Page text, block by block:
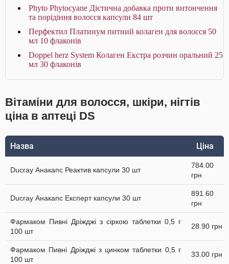
Phyto Phytocyane Дієтична добавка проти витончення
та порідіння волосся капсули 84 шт
Перфектил Платинум питний колаген для волосся 50
мл 10 флаконів
Doppel herz System Колаген Екстра розчин оральний 25
мл 30 флаконів
Вітаміни для волосся, шкіри, нігтів
ціна в аптеці DS
Назва Ціна
Ducray Анакапс Реактив капсули 30 шт
784.00
грн
Ducray Анакапс Експерт капсули 30 шт
891.60
грн
Фармаком Пивні Дріжджі з сіркою таблетки 0,5 г
100 шт
28.90 грн
Фармаком Пивні Дріжджі з цинком таблетки 0,5 г
100 шт
33.00 грн